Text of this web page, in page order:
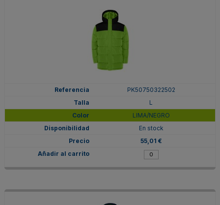
PK50750322502
L
LIMA/NEGRO
En stock
55,01 €